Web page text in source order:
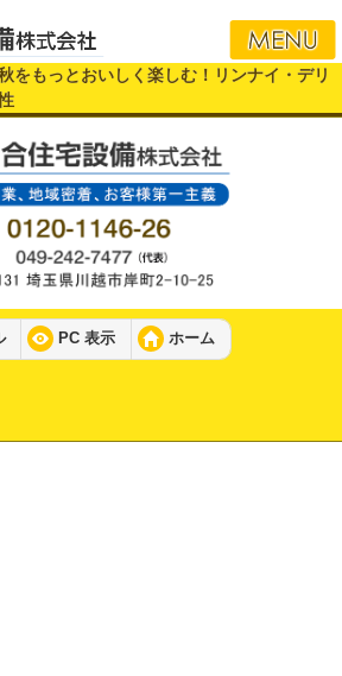
をもっとおいしく楽しむ！リンナイ・デリ
PC 表示 ホーム